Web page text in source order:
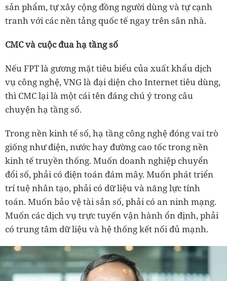
sản phẩm, tự xây cộng đồng người dùng và tự cạnh
tranh với các nền tảng quốc tế ngay trên sân nhà.
CMC và cuộc đua hạ tầng số
Nếu FPT là gương mặt tiêu biểu của xuất khẩu dịch
vụ công nghệ, VNG là đại diện cho Internet tiêu dùng,
thì CMC lại là một cái tên đáng chú ý trong câu
chuyện hạ tầng số.
Trong nền kinh tế số, hạ tầng công nghệ đóng vai trò
giống như điện, nước hay đường cao tốc trong nền
kinh tế truyền thống. Muốn doanh nghiệp chuyển
đổi số, phải có điện toán đám mây. Muốn phát triển
trí tuệ nhân tạo, phải có dữ liệu và năng lực tính
toán. Muốn bảo vệ tài sản số, phải có an ninh mạng.
Muốn các dịch vụ trực tuyến vận hành ổn định, phải
có trung tâm dữ liệu và hệ thống kết nối đủ mạnh.